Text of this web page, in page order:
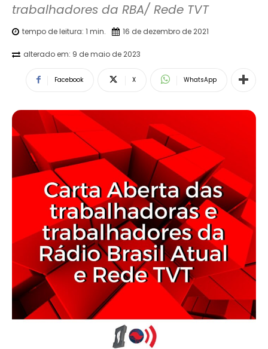
trabalhadores da RBA/ Rede TVT
tempo de leitura: 1 min. 16 de dezembro de 2021
alterado em: 9 de maio de 2023
Facebook X WhatsApp